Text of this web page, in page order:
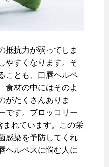
抵抗力が弱ってしま
やすくなります。そ
ことも、口唇ヘルペ
食材の中にはそのよ
がたくさんありま
です。ブロッコリー
まれています。この栄
感染を予防してくれ
ヘルペスに悩む人に